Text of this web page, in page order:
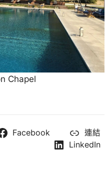
Chapel
Facebook
連結
LinkedIn